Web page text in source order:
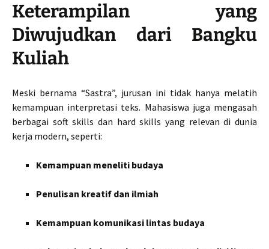
Keterampilan yang
Diwujudkan dari Bangku
Kuliah
Meski bernama “Sastra”, jurusan ini tidak hanya melatih
kemampuan interpretasi teks. Mahasiswa juga mengasah
berbagai soft skills dan hard skills yang relevan di dunia
kerja modern, seperti:
Kemampuan meneliti budaya
Penulisan kreatif dan ilmiah
Kemampuan komunikasi lintas budaya